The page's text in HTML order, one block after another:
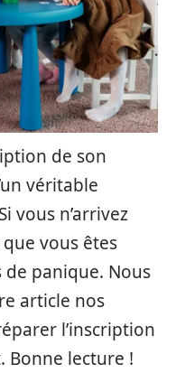
de son
véritable
vous n’arrivez
vous êtes
panique. Nous
article nos
l’inscription
Bonne lecture !